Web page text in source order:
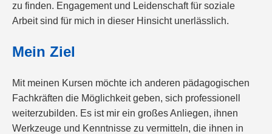
zu finden. Engagement und Leidenschaft für soziale
Arbeit sind für mich in dieser Hinsicht unerlässlich.
Mein Ziel
Mit meinen Kursen möchte ich anderen pädagogischen
Fachkräften die Möglichkeit geben, sich professionell
weiterzubilden. Es ist mir ein großes Anliegen, ihnen
Werkzeuge und Kenntnisse zu vermitteln, die ihnen in